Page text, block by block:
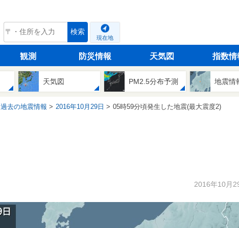
tenki.jp 検索
現在地
観測 防災情報 天気図 指数情
天気図 PM2.5分布予測 地震情
過去の地震情報 2016年10月29日 05時59分頃発生した地震(最大震度2)
2016年10月